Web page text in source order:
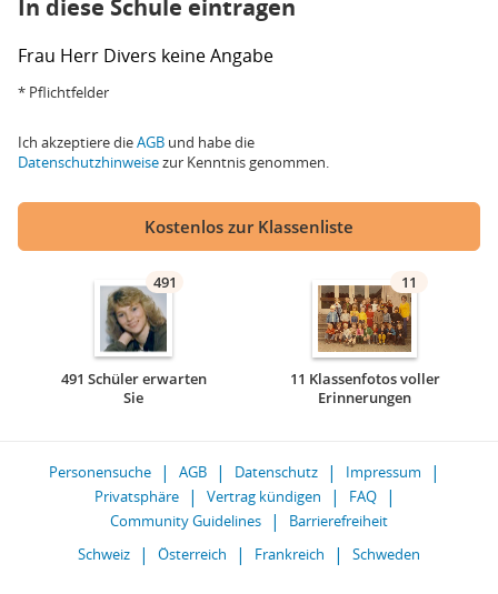
In diese Schule eintragen
Frau Herr Divers keine Angabe
* Pflichtfelder
Ich akzeptiere dieAGB und habe die
Datenschutzhinweisezur Kenntnis genommen.
Kostenlos zur Klassenliste
491
491 Schüler erwarten
Sie
11
11 Klassenfotos voller
Erinnerungen
Personensuche AGB Datenschutz
Impressum
Privatsphäre
Vertrag kündigen
FAQ
Community Guidelines
Barrierefreiheit
Schweiz
Österreich Frankreich Schweden